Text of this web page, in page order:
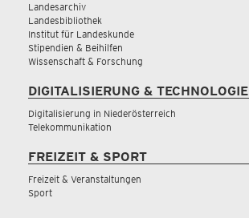
Landesarchiv
Landesbibliothek
Institut für Landeskunde
Stipendien & Beihilfen
Wissenschaft & Forschung
DIGITALISIERUNG & TECHNOLOGIE
Digitalisierung in Niederösterreich
Telekommunikation
FREIZEIT & SPORT
Freizeit & Veranstaltungen
Sport